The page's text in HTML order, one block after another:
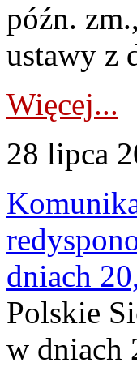
późn.
ustawy z
Więcej...
28 lipca
dniach
Polskie
w dniach